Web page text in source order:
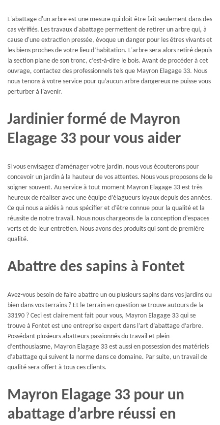
L'abattage d'un arbre est une mesure qui doit être fait seulement dans des
cas vérifiés. Les travaux d'abattage permettent de retirer un arbre qui, à
cause d'une extraction pressée, évoque un danger pour les êtres vivants et
les biens proches de votre lieu d’habitation. L'arbre sera alors retiré depuis
la section plane de son tronc, c’est-à-dire le bois. Avant de procéder à cet
ouvrage, contactez des professionnels tels que Mayron Elagage 33. Nous
nous tenons à votre service pour qu’aucun arbre dangereux ne puisse vous
perturber à l’avenir.
Jardinier formé de Mayron
Elagage 33 pour vous aider
Si vous envisagez d’aménager votre jardin, nous vous écouterons pour
concevoir un jardin à la hauteur de vos attentes. Nous vous proposons de le
soigner souvent. Au service à tout moment Mayron Elagage 33 est très
heureux de réaliser avec une équipe d’élagueurs loyaux depuis des années.
Ce qui nous a aidés à nous spécifier et d’être connue pour la qualité et la
réussite de notre travail. Nous nous chargeons de la conception d’espaces
verts et de leur entretien. Nous avons des produits qui sont de première
qualité.
Abattre des sapins à Fontet
Avez-vous besoin de faire abattre un ou plusieurs sapins dans vos jardins ou
bien dans vos terrains ? Et le terrain en question se trouve autours de la
33190 ? Ceci est clairement fait pour vous, Mayron Elagage 33 qui se
trouve à Fontet est une entreprise expert dans l’art d’abattage d’arbre.
Possédant plusieurs abatteurs passionnés du travail et plein
d’enthousiasme, Mayron Elagage 33 est aussi en possession des matériels
d’abattage qui suivent la norme dans ce domaine. Par suite, un travail de
qualité sera offert à tous ces clients.
Mayron Elagage 33 pour un
abattage d’arbre réussi en